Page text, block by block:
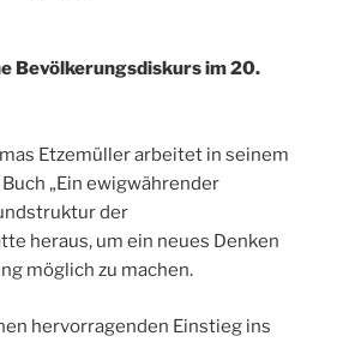
Bevölkerungsdiskurs im 20.
Etzemüller arbeitet in seinem
„Ein ewigwährender
der
heraus, um ein neues Denken
möglich zu machen.
hervorragenden Einstieg ins